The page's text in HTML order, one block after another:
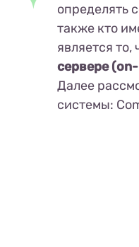
определять
также кто
является
сервере
Далее
системы: